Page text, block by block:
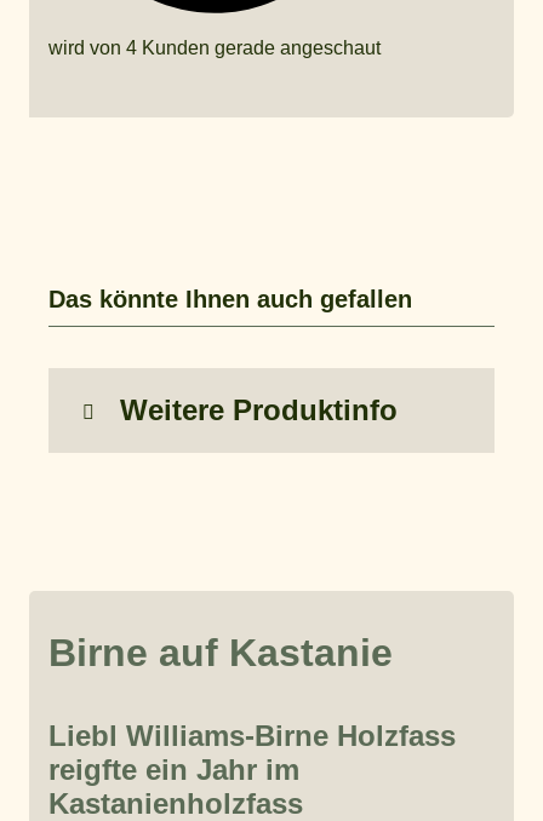
wird von 4 Kunden gerade angeschaut
Das könnte Ihnen auch gefallen
Weitere Produktinfo
Birne auf Kastanie
Liebl Williams-Birne Holzfass
reigfte ein Jahr im
Kastanienholzfass